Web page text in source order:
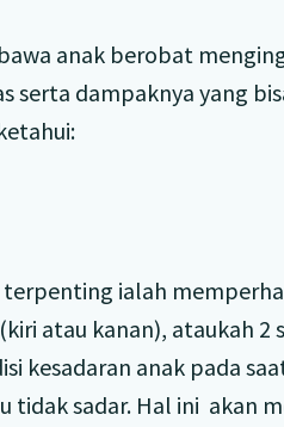
anak berobat
serta dampaknya yang
ialah
atau kanan), ataukah 2
kesadaran anak pada
tidak sadar. Hal ini akan